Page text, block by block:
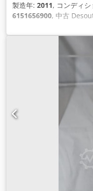
製造年: 2011, コンディシ
6151656900, 中古
バー 接続ケーブル付き
- ネジ制御に最適 出力:
最大: 12 Nm アイドリ
Cedjvtf R Aepfx Agxsrf